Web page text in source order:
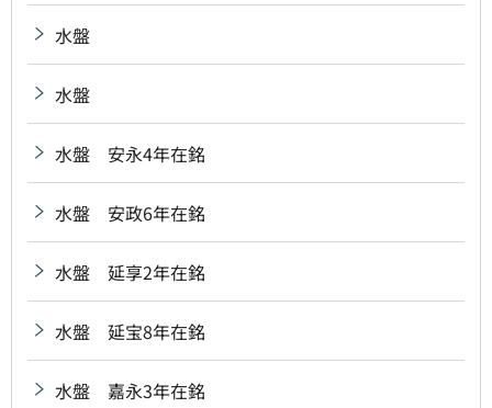
水盤
水盤
水盤 安永4年在銘
水盤 安政6年在銘
水盤 延享2年在銘
水盤 延宝8年在銘
水盤 嘉永3年在銘